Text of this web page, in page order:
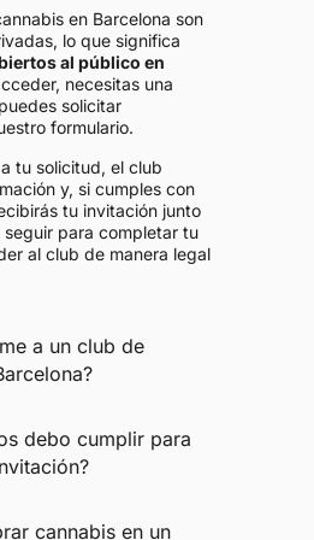
8012, Barcelona
Club
8003, Barcelona
en Barcelona son
lo que significa
al público en
necesitas una
solicitar
formulario.
tu solicitud, el club
y, si cumples con
tu invitación junto
seguir para completar tu
al club de manera legal
a un club de
debo cumplir para
cannabis en un